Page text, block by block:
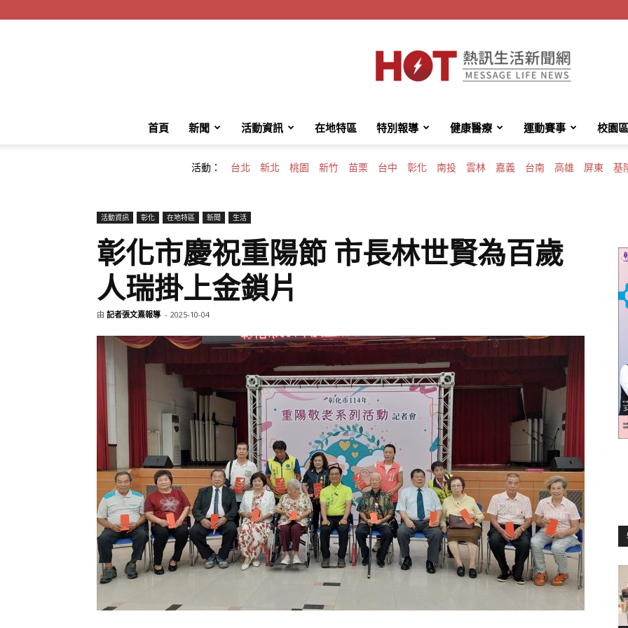
HotMessage
活
首頁 新聞 活動資訊 在地特區 特別報導 健康醫療 運動賽事 校園區
活動： 台北 新北 桃園 新竹 苗栗 台中 彰化 南投 雲林 嘉義 台南 高雄 屏東 基
活動資訊 彰化 在地特區 新聞 生活
彰化市慶祝重陽節 市長林世賢為百歲
人瑞掛上金鎖片
由 記者張文熹報導 - 2025-10-04